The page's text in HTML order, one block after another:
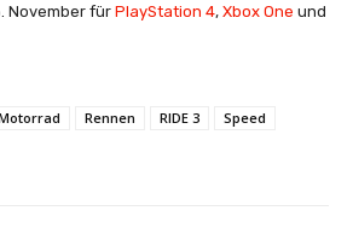
November fürPlayStation 4, Xbox One und
Rennen RIDE 3
Speed